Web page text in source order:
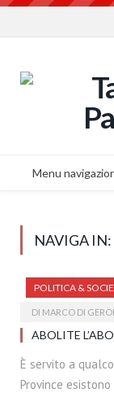
Menu
NAVIGA IN:
POLITICA &
DI MARCO DI
ABOLITE
È servito a
Province